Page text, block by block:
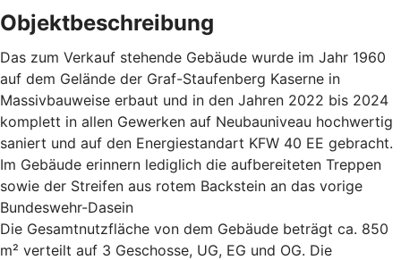
Objektbeschreibung
Das zum Verkauf stehende Gebäude wurde im Jahr 1960
auf dem Gelände der Graf-Staufenberg Kaserne in
Massivbauweise erbaut und in den Jahren 2022 bis 2024
komplett in allen Gewerken auf Neubauniveau hochwertig
saniert und auf den Energiestandart KFW 40 EE gebracht.
Im Gebäude erinnern lediglich die aufbereiteten Treppen
sowie der Streifen aus rotem Backstein an das vorige
Bundeswehr-Dasein
Die Gesamtnutzfläche von dem Gebäude beträgt ca. 850
m² verteilt auf 3 Geschosse, UG, EG und OG. Die